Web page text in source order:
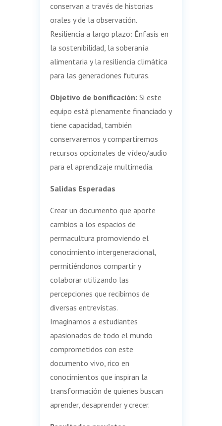
conservan a través de historias
orales y de la observación.
Resiliencia a largo plazo: Énfasis en
la sostenibilidad, la soberanía
alimentaria y la resiliencia climática
para las generaciones futuras.
Objetivo de bonificación: Si este
equipo está plenamente financiado y
tiene capacidad, también
conservaremos y compartiremos
recursos opcionales de vídeo/audio
para el aprendizaje multimedia.
Salidas Esperadas
Crear un documento que aporte
cambios a los espacios de
permacultura promoviendo el
conocimiento intergeneracional,
permitiéndonos compartir y
colaborar utilizando las
percepciones que recibimos de
diversas entrevistas.
Imaginamos a estudiantes
apasionados de todo el mundo
comprometidos con este
documento vivo, rico en
conocimientos que inspiran la
transformación de quienes buscan
aprender, desaprender y crecer.